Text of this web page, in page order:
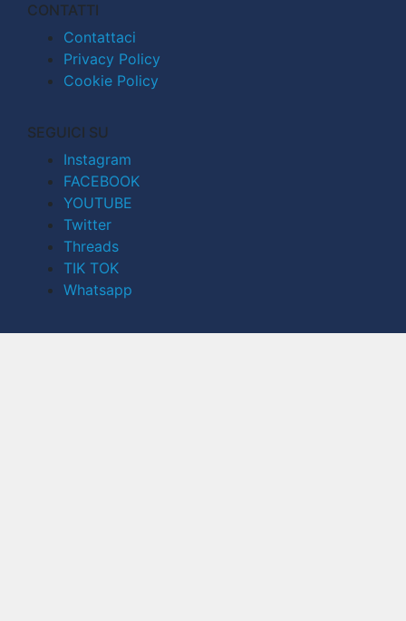
CONTATTI
Contattaci
Privacy Policy
Cookie Policy
SEGUICI SU
Instagram
FACEBOOK
YOUTUBE
Twitter
Threads
TIK TOK
Whatsapp